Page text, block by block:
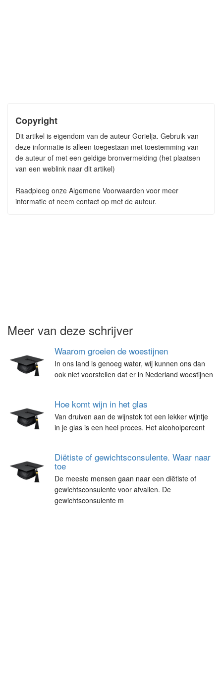
Copyright
Dit artikel is eigendom van de auteur Gorielja. Gebruik van
deze informatie is alleen toegestaan met toestemming van
de auteur of met een geldige bronvermelding (het plaatsen
van een weblink naar dit artikel)
Raadpleeg onze Algemene Voorwaarden voor meer
informatie of neem contact op met de auteur.
Meer van deze schrijver
Waarom groeien de woestijnen
In ons land is genoeg water, wij kunnen ons dan
ook niet voorstellen dat er in Nederland woestijnen
Hoe komt wijn in het glas
Van druiven aan de wijnstok tot een lekker wijntje
in je glas is een heel proces. Het alcoholpercent
Diëtiste of gewichtsconsulente. Waar naar
toe
De meeste mensen gaan naar een diëtiste of
gewichtsconsulente voor afvallen. De
gewichtsconsulente m